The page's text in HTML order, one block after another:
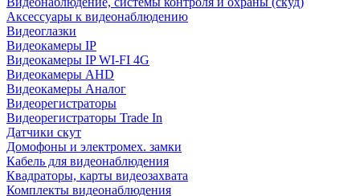
Аксессуары к видеонаблюдению
Видеоглазки
Видеокамеры IP
Видеокамеры IP WI-FI 4G
Видеокамеры AHD
Видеокамеры Аналог
Видеорегистраторы
Видеорегистраторы Trade In
Датчики скут
Домофоны и электромех. замки
Кабель для видеонаблюдения
Квадраторы, карты видеозахвата
Комплекты видеонаблюдения